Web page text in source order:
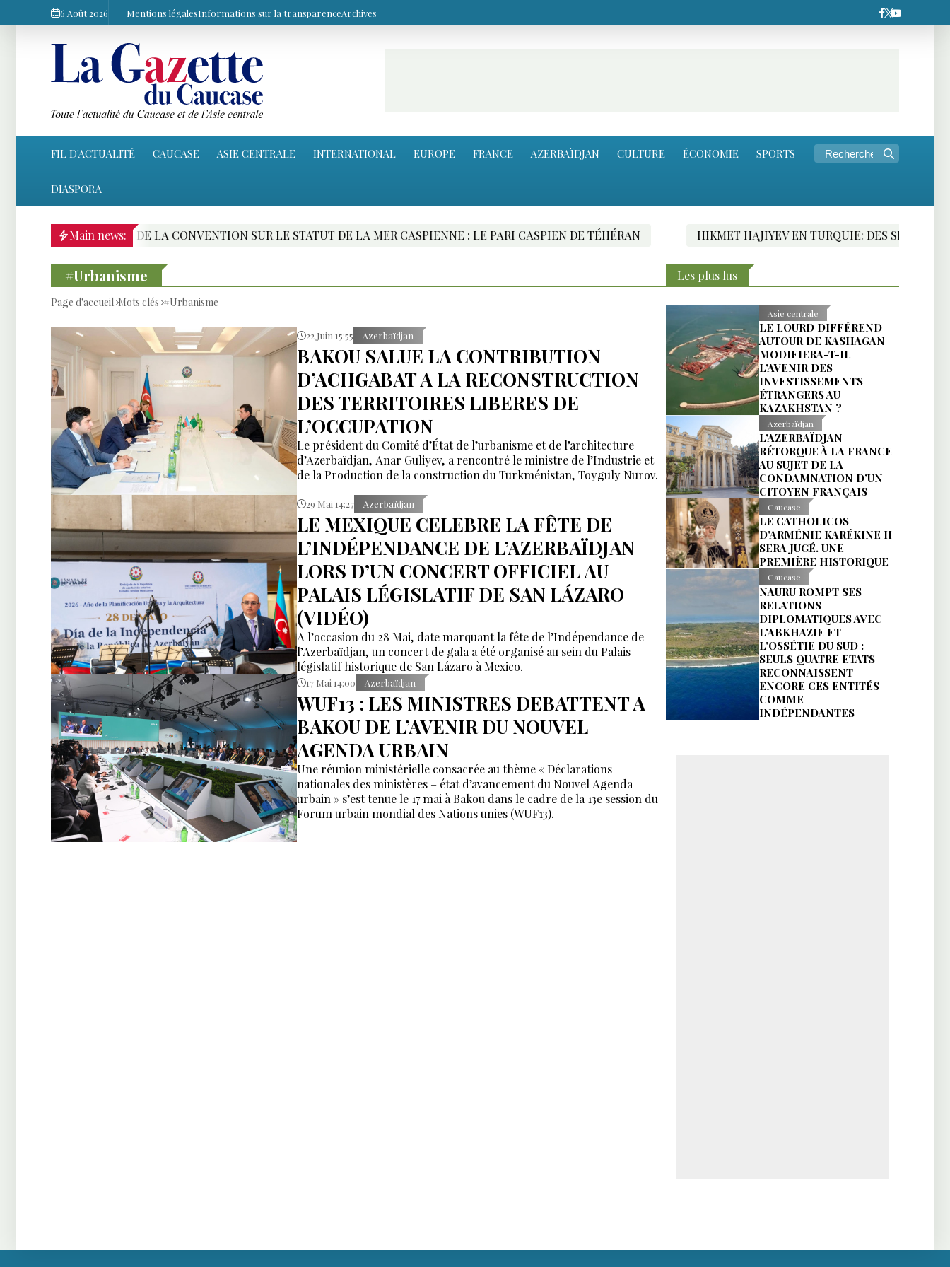
6 Août 2026 Mentions légalesInformations sur la transparenceArchives
FIL D'ACTUALITÉ CAUCASE ASIE CENTRALE INTERNATIONAL EUROPE FRANCE AZERBAÏDJAN CULTURE ÉCONOMIE SPORTS
DIASPORA
Main news:
DE LA CONVENTION SUR LE STATUT DE LA MER CASPIENNE : LE PARI CASPIEN DE TÉHÉRAN HIKMET HAJIYEV EN TURQUIE: DES SIGNES
#Urbanisme
Page d'accueil Mots clés #Urbanisme
22 Juin 15:55 Azerbaïdjan
BAKOU SALUE LA CONTRIBUTION
D’ACHGABAT A LA RECONSTRUCTION
DES TERRITOIRES LIBERES DE
L’OCCUPATION
Le président du Comité d’État de l’urbanisme et de l’architecture
d’Azerbaïdjan, Anar Guliyev, a rencontré le ministre de l’Industrie et
de la Production de la construction du Turkménistan, Toyguly Nurov.
29 Mai 14:27 Azerbaïdjan
LE MEXIQUE CELEBRE LA FÊTE DE
L’INDÉPENDANCE DE L’AZERBAÏDJAN
LORS D’UN CONCERT OFFICIEL AU
PALAIS LÉGISLATIF DE SAN LÁZARO
(VIDÉO)
A l’occasion du 28 Mai, date marquant la fête de l’Indépendance de
l’Azerbaïdjan, un concert de gala a été organisé au sein du Palais
législatif historique de San Lázaro à Mexico.
17 Mai 14:00 Azerbaïdjan
WUF13 : LES MINISTRES DEBATTENT A
BAKOU DE L’AVENIR DU NOUVEL
AGENDA URBAIN
Une réunion ministérielle consacrée au thème « Déclarations
nationales des ministères – état d’avancement du Nouvel Agenda
urbain » s’est tenue le 17 mai à Bakou dans le cadre de la 13e session du
Forum urbain mondial des Nations unies (WUF13).
Les plus lus
Asie centrale
LE LOURD DIFFÉREND
AUTOUR DE KASHAGAN
MODIFIERA-T-IL
L’AVENIR DES
INVESTISSEMENTS
ÉTRANGERS AU
KAZAKHSTAN ?
Azerbaïdjan
L’AZERBAÏDJAN
RÉTORQUE À LA FRANCE
AU SUJET DE LA
CONDAMNATION D’UN
CITOYEN FRANÇAIS
Caucase
LE CATHOLICOS
D'ARMÉNIE KARÉKINE II
SERA JUGÉ. UNE
PREMIÈRE HISTORIQUE
Caucase
NAURU ROMPT SES
RELATIONS
DIPLOMATIQUES AVEC
L'ABKHAZIE ET
L'OSSÉTIE DU SUD :
SEULS QUATRE ETATS
RECONNAISSENT
ENCORE CES ENTITÉS
COMME
INDÉPENDANTES